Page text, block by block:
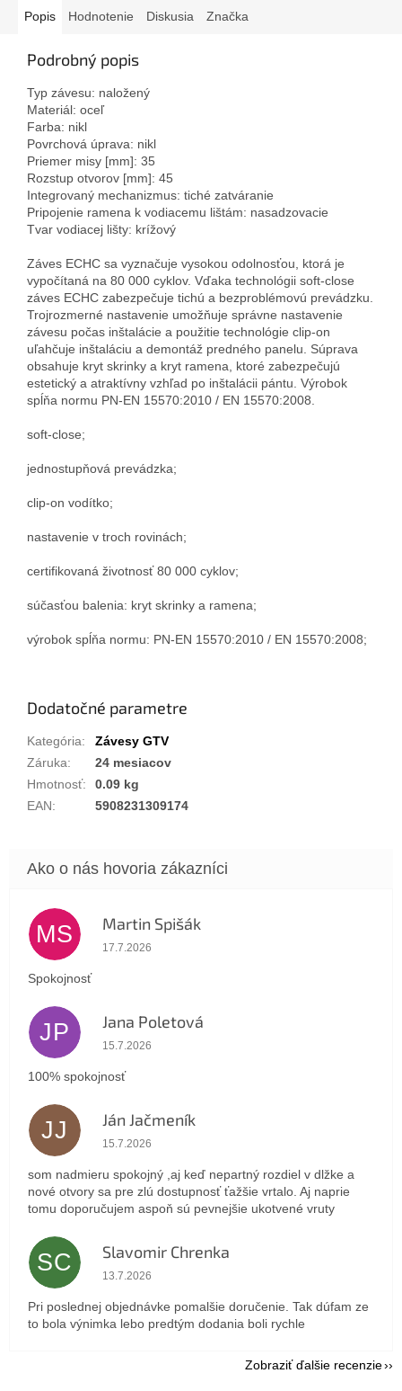
Popis Hodnotenie Diskusia Značka
Podrobný popis
Typ závesu: naložený
Materiál: oceľ
Farba: nikl
Povrchová úprava: nikl
Priemer misy [mm]: 35
Rozstup otvorov [mm]: 45
Integrovaný mechanizmus: tiché zatváranie
Pripojenie ramena k vodiacemu lištám: nasadzovacie
Tvar vodiacej lišty: krížový
Záves ECHC sa vyznačuje vysokou odolnosťou, ktorá je
vypočítaná na 80 000 cyklov. Vďaka technológii soft-close
záves ECHC zabezpečuje tichú a bezproblémovú prevádzku.
Trojrozmerné nastavenie umožňuje správne nastavenie
závesu počas inštalácie a použitie technológie clip-on
uľahčuje inštaláciu a demontáž predného panelu. Súprava
obsahuje kryt skrinky a kryt ramena, ktoré zabezpečujú
estetický a atraktívny vzhľad po inštalácii pántu. Výrobok
spĺňa normu PN-EN 15570:2010 / EN 15570:2008.
soft-close;
jednostupňová prevádzka;
clip-on vodítko;
nastavenie v troch rovinách;
certifikovaná životnosť 80 000 cyklov;
súčasťou balenia: kryt skrinky a ramena;
výrobok spĺňa normu: PN-EN 15570:2010 / EN 15570:2008;
Dodatočné parametre
Kategória:
Závesy GTV
Záruka:
24 mesiacov
Hmotnosť:
0.09 kg
EAN: 5908231309174
MS Martin Spišák
Hodnotenie obchodu je 5 z 5 hviezdičiek.
17.7.2026
Spokojnosť
JP Jana Poletová
Hodnotenie obchodu je 5 z 5 hviezdičiek.
15.7.2026
100% spokojnosť
JJ Ján Jačmeník
Hodnotenie obchodu je 5 z 5 hviezdičiek.
15.7.2026
som nadmieru spokojný ,aj keď nepartný rozdiel v dlžke a
nové otvory sa pre zlú dostupnosť ťažšie vrtalo. Aj naprie
tomu doporučujem aspoň sú pevnejšie ukotvené vruty
SC Slavomir Chrenka
Hodnotenie obchodu je 5 z 5 hviezdičiek.
13.7.2026
Pri poslednej objednávke pomalšie doručenie. Tak dúfam ze
to bola výnimka lebo predtým dodania boli rychle
Zobraziť ďalšie recenzie